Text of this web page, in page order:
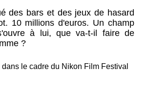
des bars et des jeux de hasard
10 millions d'euros. Un champ
à lui, que va-t-il faire de
?
le cadre du Nikon Film Festival